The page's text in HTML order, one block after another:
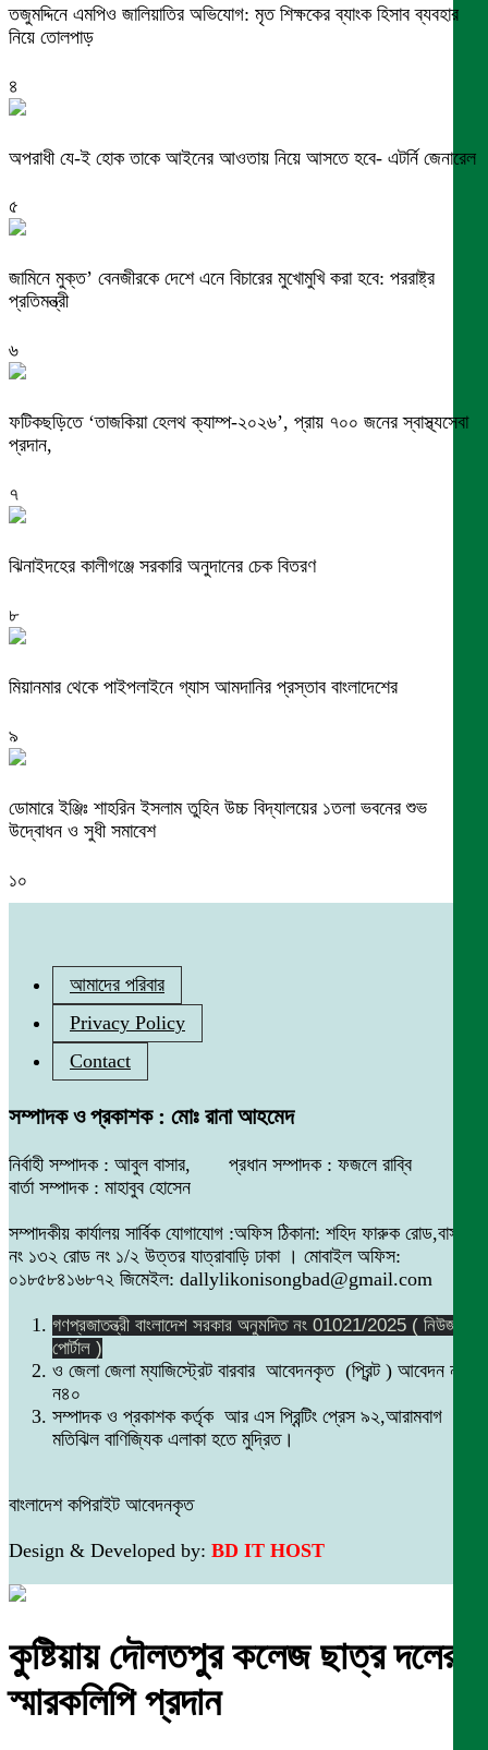
তজুমদ্দিনে এমপিও জালিয়াতির অভিযোগ: মৃত শিক্ষকের ব্যাংক হিসাব ব্যবহার
নিয়ে তোলপাড়
৪
অপরাধী যে-ই হোক তাকে আইনের আওতায় নিয়ে আসতে হবে- এটর্নি জেনারেল
৫
জামিনে মুক্ত’ বেনজীরকে দেশে এনে বিচারের মুখোমুখি করা হবে: পররাষ্ট্র
প্রতিমন্ত্রী
৬
ফটিকছড়িতে ‘তাজকিয়া হেলথ ক্যাম্প-২০২৬’, প্রায় ৭০০ জনের স্বাস্থ্যসেবা
প্রদান,
৭
ঝিনাইদহের কালীগঞ্জে সরকারি অনুদানের চেক বিতরণ
৮
মিয়ানমার থেকে পাইপলাইনে গ্যাস আমদানির প্রস্তাব বাংলাদেশের
৯
ডোমারে ইঞ্জিঃ শাহরিন ইসলাম তুহিন উচ্চ বিদ্যালয়ের ১তলা ভবনের শুভ
উদ্বোধন ও সুধী সমাবেশ
১০
আমাদের পরিবার
Privacy Policy
Contact
সম্পাদক ও প্রকাশক : মোঃ রানা আহমেদ
নির্বাহী সম্পাদক : আবুল বাসার, প্রধান সম্পাদক : ফজলে রাব্বি
বার্তা সম্পাদক : মাহাবুব হোসেন
সম্পাদকীয় কার্যালয় সার্বিক যোগাযোগ :অফিস ঠিকানা: শহিদ ফারুক রোড,বাসা
নং ১৩২ রোড নং ১/২ উত্তর যাত্রাবাড়ি ঢাকা । মোবাইল অফিস:
০১৮৫৮৪১৬৮৭২ জিমেইল: dallylikonisongbad@gmail.com
গণপ্রজাতন্ত্রী বাংলাদেশ সরকার অনুমদিত নং 01021/2025 ( নিউজ
পোর্টাল )
ও জেলা জেলা ম্যাজিস্ট্রেট বারবার আবেদনকৃত (প্রিন্ট ) আবেদন নং
ন৪০
সম্পাদক ও প্রকাশক কর্তৃক আর এস প্রিন্টিং প্রেস ৯২,আরামবাগ
মতিঝিল বাণিজ্যিক এলাকা হতে মুদ্রিত।
বাংলাদেশ কপিরাইট আবেদনকৃত
Design & Developed by: BD IT HOST
কুষ্টিয়ায় দৌলতপুর কলেজ ছাত্র দলের
স্মারকলিপি প্রদান